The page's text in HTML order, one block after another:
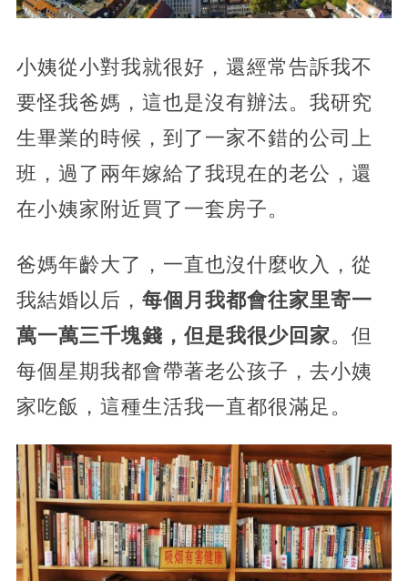
小姨從小對我就很好，還經常告訴我不
要怪我爸媽，這也是沒有辦法。我研究
生畢業的時候，到了一家不錯的公司上
班，過了兩年嫁給了我現在的老公，還
在小姨家附近買了一套房子。
爸媽年齡大了，一直也沒什麼收入，從
我結婚以后， 每個月我都會往家里寄一
萬一萬三千塊錢，但是我很少回家。但
每個星期我都會帶著老公孩子，去小姨
家吃飯，這種生活我一直都很滿足。